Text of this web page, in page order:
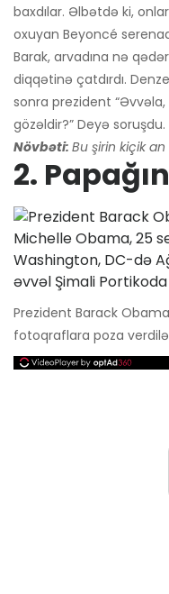
baxdılar. Əlbətdə ki,
oxuyan Beyoncé
Barak, arvadına nə
diqqətinə çatdırdı.
sonra prezident
gözəldir?” Deyə soruşdu.
Növbəti: Bu şirin kiçik
2.
Prezident Barack
fotoqraflara poza